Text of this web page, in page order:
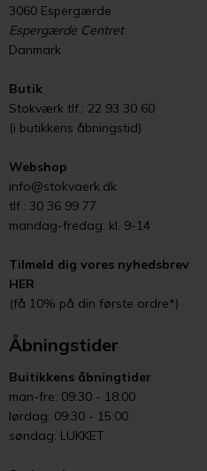
3060 Espergærde
Espergærde Centret
Danmark
Butik
Stokværk tlf.: 22 93 30 60
(i butikkens åbningstid)
Webshop
info@stokvaerk.dk
tlf.: 30 36 99 77
mandag-fredag: kl. 9-14
Tilmeld dig vores nyhedsbrev
HER
(få 10% på din første ordre*)
Åbningstider
Buitikkens åbningtider
man-fre: 09:30 - 18:00
lørdag: 09:30 - 15:00
søndag: LUKKET